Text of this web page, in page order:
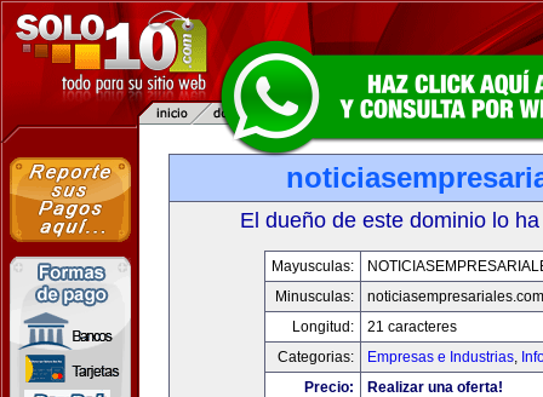
El dueño de este dominio lo
Mayusculas:
Minusculas:
noticiasempresariales.com
Longitud:
21 caracteres
Categorias:
Empresas e Industrias,
Precio:
Realizar una oferta!